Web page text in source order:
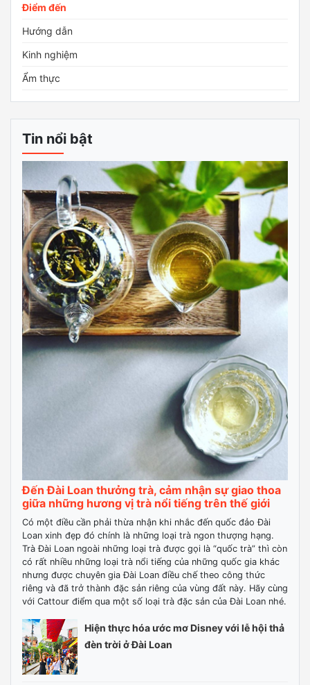
Điểm đến
Hướng dẫn
Kinh nghiệm
Ẩm thực
Tin nổi bật
Đến Đài Loan thưởng trà, cảm nhận sự giao thoa
giữa những hương vị trà nổi tiếng trên thế giới
Có một điều cần phải thừa nhận khi nhắc đến quốc đảo Đài
Loan xinh đẹp đó chính là những loại trà ngon thượng hạng.
Trà Đài Loan ngoài những loại trà được gọi là “quốc trà” thì còn
có rất nhiều những loại trà nổi tiếng của những quốc gia khác
nhưng được chuyên gia Đài Loan điều chế theo công thức
riêng và đã trở thành đặc sản riêng của vùng đất này. Hãy cùng
với Cattour điểm qua một số loại trà đặc sản của Đài Loan nhé.
Hiện thực hóa ước mơ Disney với lễ hội thả
đèn trời ở Đài Loan